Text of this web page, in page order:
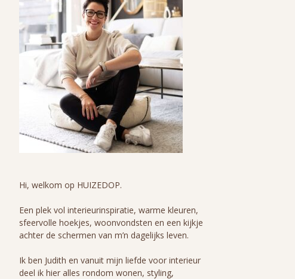
Hi, welkom op HUIZEDOP.
Een plek vol interieurinspiratie, warme kleuren,
sfeervolle hoekjes, woonvondsten en een kijkje
achter de schermen van m’n dagelijks leven.
Ik ben Judith en vanuit mijn liefde voor interieur
deel ik hier alles rondom wonen, styling,